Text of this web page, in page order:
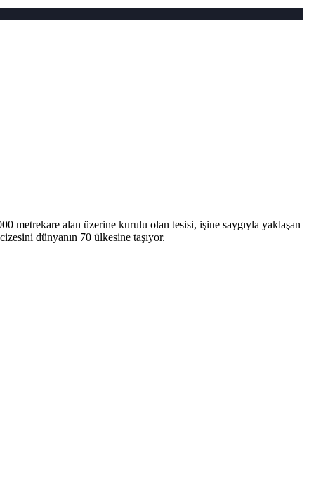
metrekare alan üzerine kurulu olan tesisi, işine saygıyla yaklaşan
dünyanın 70 ülkesine taşıyor.